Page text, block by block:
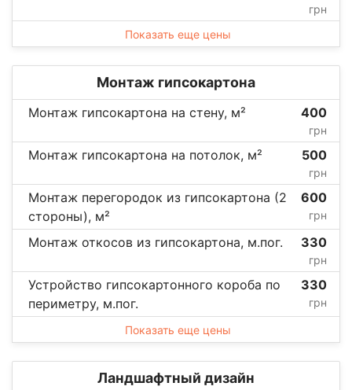
грн
Показать еще цены
Монтаж гипсокартона
Монтаж гипсокартона на стену, м² 400
грн
Монтаж гипсокартона на потолок, м² 500
грн
Монтаж перегородок из гипсокартона (2
стороны), м²
600
грн
Монтаж откосов из гипсокартона, м.пог. 330
грн
Устройство гипсокартонного короба по
периметру, м.пог.
330
грн
Показать еще цены
Ландшафтный дизайн